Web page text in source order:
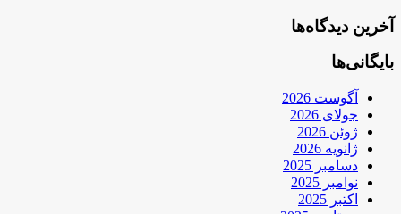
آخرین دیدگاه‌ها
بایگانی‌ها
آگوست 2026
جولای 2026
ژوئن 2026
ژانویه 2026
دسامبر 2025
نوامبر 2025
اکتبر 2025